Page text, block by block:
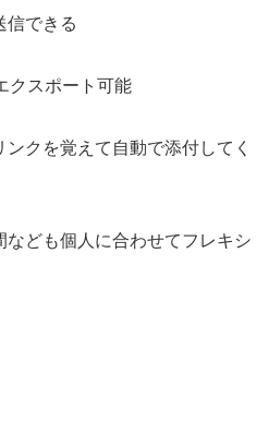
信できる
クスポート可能
ンクを覚えて自動で添付してく
なども個人に合わせてフレキシ